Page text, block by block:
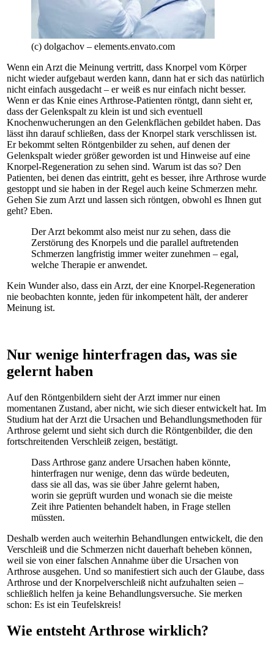
(c) dolgachov – elements.envato.com
Wenn ein Arzt die Meinung vertritt, dass Knorpel vom Körper
nicht wieder aufgebaut werden kann, dann hat er sich das natürlich
nicht einfach ausgedacht – er weiß es nur einfach nicht besser.
Wenn er das Knie eines Arthrose-Patienten röntgt, dann sieht er,
dass der Gelenkspalt zu klein ist und sich eventuell
Knochenwucherungen an den Gelenkflächen gebildet haben. Das
lässt ihn darauf schließen, dass der Knorpel stark verschlissen ist.
Er bekommt selten Röntgenbilder zu sehen, auf denen der
Gelenkspalt wieder größer geworden ist und Hinweise auf eine
Knorpel-Regeneration zu sehen sind. Warum ist das so? Den
Patienten, bei denen das eintritt, geht es besser, ihre Arthrose wurde
gestoppt und sie haben in der Regel auch keine Schmerzen mehr.
Gehen Sie zum Arzt und lassen sich röntgen, obwohl es Ihnen gut
geht? Eben.
Der Arzt bekommt also meist nur zu sehen, dass die
Zerstörung des Knorpels und die parallel auftretenden
Schmerzen langfristig immer weiter zunehmen – egal,
welche Therapie er anwendet.
Kein Wunder also, dass ein Arzt, der eine Knorpel-Regeneration
nie beobachten konnte, jeden für inkompetent hält, der anderer
Meinung ist.
Nur wenige hinterfragen das, was sie
gelernt haben
Auf den Röntgenbildern sieht der Arzt immer nur einen
momentanen Zustand, aber nicht, wie sich dieser entwickelt hat. Im
Studium hat der Arzt die Ursachen und Behandlungsmethoden für
Arthrose gelernt und sieht sich durch die Röntgenbilder, die den
fortschreitenden Verschleiß zeigen, bestätigt.
Dass Arthrose ganz andere Ursachen haben könnte,
hinterfragen nur wenige, denn das würde bedeuten,
dass sie all das, was sie über Jahre gelernt haben,
worin sie geprüft wurden und wonach sie die meiste
Zeit ihre Patienten behandelt haben, in Frage stellen
müssten.
Deshalb werden auch weiterhin Behandlungen entwickelt, die den
Verschleiß und die Schmerzen nicht dauerhaft beheben können,
weil sie von einer falschen Annahme über die Ursachen von
Arthrose ausgehen. Und so manifestiert sich auch der Glaube, dass
Arthrose und der Knorpelverschleiß nicht aufzuhalten seien –
schließlich helfen ja keine Behandlungsversuche. Sie merken
schon: Es ist ein Teufelskreis!
Wie entsteht Arthrose wirklich?